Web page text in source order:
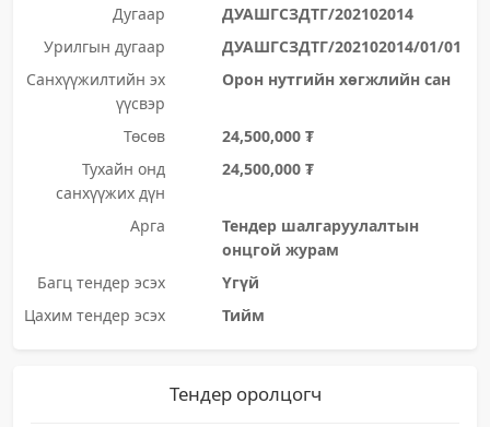
Дугаар
ДУАШГСЗДТГ/202102014
Урилгын дугаар
ДУАШГСЗДТГ/202102014/01/01
Санхүүжилтийн эх
үүсвэр
Орон нутгийн хөгжлийн сан
Төсөв
24,500,000 ₮
Тухайн онд
санхүүжих дүн
24,500,000 ₮
Арга
Тендер шалгаруулалтын
онцгой журам
Багц тендер эсэх
Үгүй
Цахим тендер эсэх
Тийм
Тендер оролцогч